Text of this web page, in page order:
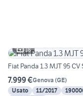
18
Fiat Panda 1.3 MJT 95
7.999 €Genova (GE)
Usato
11/2017